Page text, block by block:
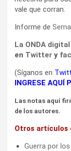
vale que corran.
Informe de
La ONDA digital
en Twitter y
(Síganos en
INGRESE AQUÍ
Las notas aquí
de los autores.
Otros artículos
Guerra por